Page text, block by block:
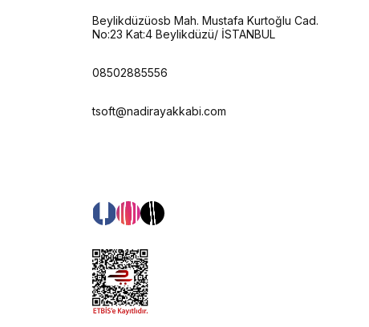
Beylikdüzüosb Mah. Mustafa Kurtoğlu Cad.
No:23 Kat:4 Beylikdüzü/ İSTANBUL
08502885556
tsoft@nadirayakkabi.com